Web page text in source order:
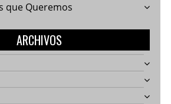
que Queremos
ARCHIVOS